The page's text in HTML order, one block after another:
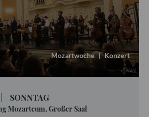
Mozartwoche | Konzert
Wol
SONNTAG
Mozarteum, Großer Saal